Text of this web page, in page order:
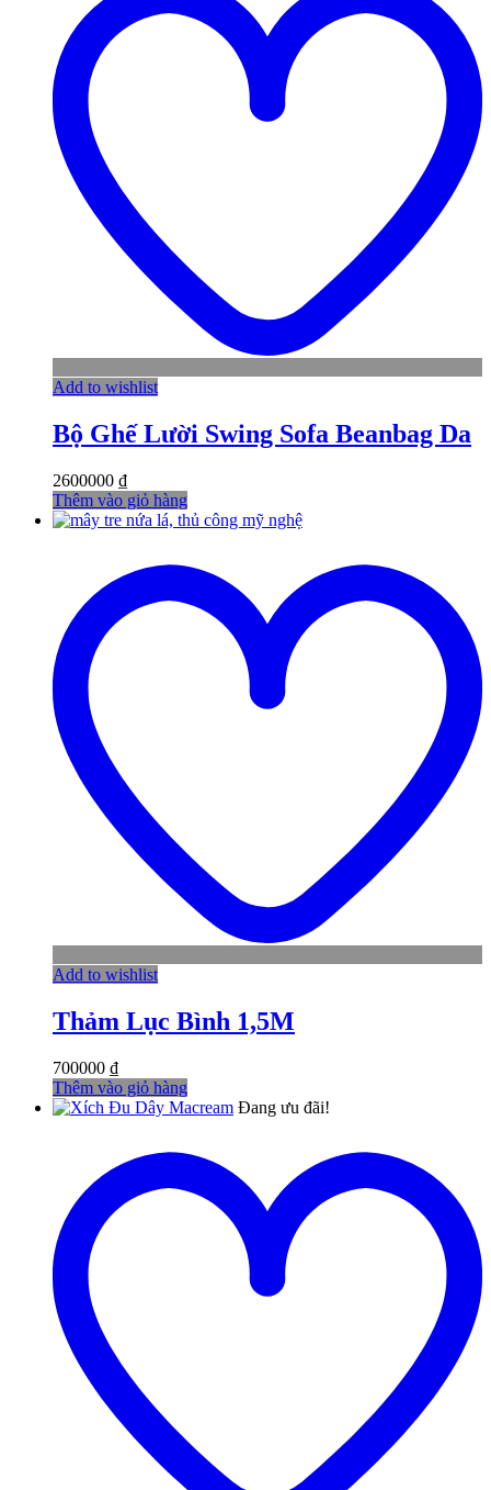
Add to wishlist
Bộ Ghế Lười Swing Sofa Beanbag Da
2600000 ₫
Thêm vào giỏ hàng
Add to wishlist
Thảm Lục Bình 1,5M
700000 ₫
Thêm vào giỏ hàng
Đang ưu đãi!